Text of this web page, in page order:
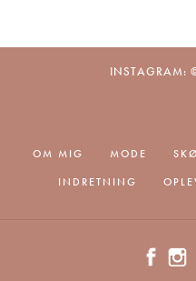
INSTAGRAM:
OM MIG MODE
INDRETNING